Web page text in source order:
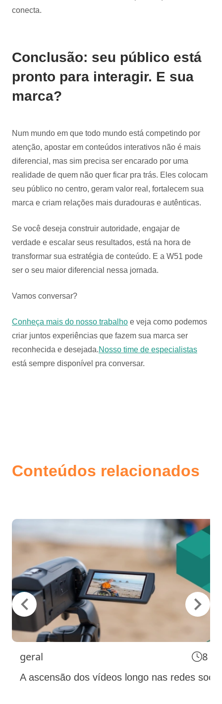
conecta.
Conclusão: seu público está
pronto para interagir. E sua
marca?
Num mundo em que todo mundo está competindo por
atenção, apostar em conteúdos interativos não é mais
diferencial, mas sim precisa ser encarado por uma
realidade de quem não quer ficar pra trás. Eles colocam
seu público no centro, geram valor real, fortalecem sua
marca e criam relações mais duradouras e autênticas.
Se você deseja construir autoridade, engajar de
verdade e escalar seus resultados, está na hora de
transformar sua estratégia de conteúdo. E a W51 pode
ser o seu maior diferencial nessa jornada.
Vamos conversar?
Conheça mais do nosso trabalho e veja como podemos
criar juntos experiências que fazem sua marca ser
reconhecida e desejada.Nosso time de especialistas
está sempre disponível pra conversar.
Conteúdos relacionados
geral 8
A ascensão dos vídeos longo nas redes